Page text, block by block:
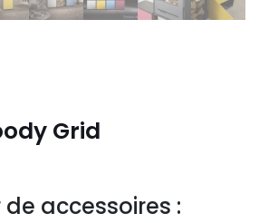
Grid
de accessoires :